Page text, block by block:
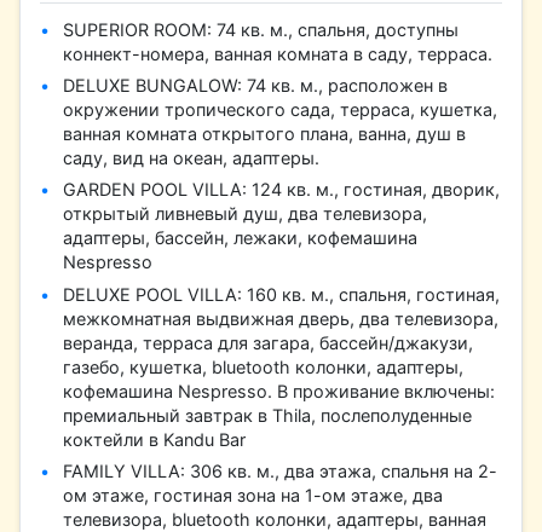
SUPERIOR ROOM: 74 кв. м., спальня, доступны
коннект-номера, ванная комната в саду, терраса.
DELUXE BUNGALOW: 74 кв. м., расположен в
окружении тропического сада, терраса, кушетка,
ванная комната открытого плана, ванна, душ в
саду, вид на океан, адаптеры.
GARDEN POOL VILLA: 124 кв. м., гостиная, дворик,
открытый ливневый душ, два телевизора,
адаптеры, бассейн, лежаки, кофемашина
Nespresso
DELUXE POOL VILLA: 160 кв. м., спальня, гостиная,
межкомнатная выдвижная дверь, два телевизора,
веранда, терраса для загара, бассейн/джакузи,
газебо, кушетка, bluetooth колонки, адаптеры,
кофемашина Nespresso. В проживание включены:
премиальный завтрак в Thila, послеполуденные
коктейли в Kandu Bar
FAMILY VILLA: 306 кв. м., два этажа, спальня на 2-
ом этаже, гостиная зона на 1-ом этаже, два
телевизора, bluetooth колонки, адаптеры, ванная